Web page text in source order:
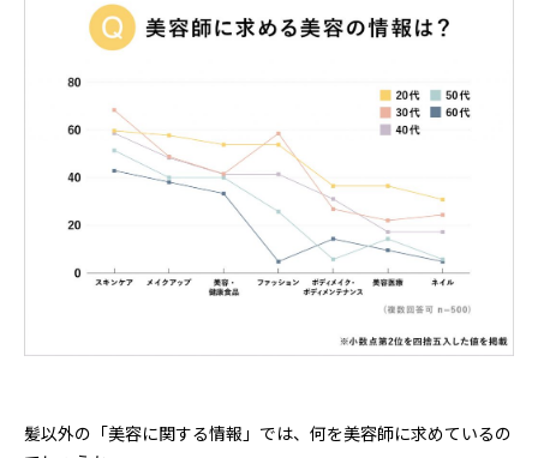
髪以外の「美容に関する情報」では、何を美容師に求めているの